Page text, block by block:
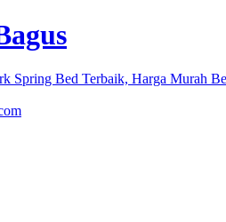
Spring Bed Terbaik, Harga Murah